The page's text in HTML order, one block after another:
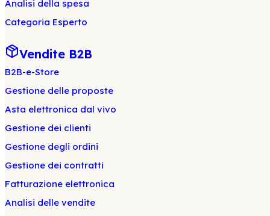
Analisi della spesa
Categoria Esperto
Vendite B2B
B2B-e-Store
Gestione delle proposte
Asta elettronica dal vivo
Gestione dei clienti
Gestione degli ordini
Gestione dei contratti
Fatturazione elettronica
Analisi delle vendite